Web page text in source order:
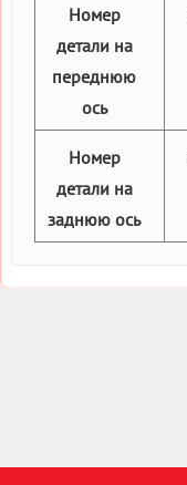
Номер
детали на
переднюю
ось
Номер
детали на
заднюю ось